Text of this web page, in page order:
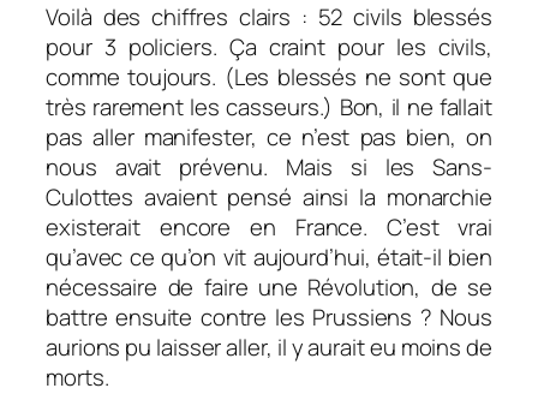
Voilà des chiffres clairs : 52 civils blessés
pour 3 policiers. Ça craint pour les civils,
comme toujours. (Les blessés ne sont que
très rarement les casseurs.) Bon, il ne fallait
pas aller manifester, ce n’est pas bien, on
nous avait prévenu. Mais si les Sans-
Culottes avaient pensé ainsi la monarchie
existerait encore en France. C’est vrai
qu’avec ce qu’on vit aujourd’hui, était-il bien
nécessaire de faire une Révolution, de se
battre ensuite contre les Prussiens ? Nous
aurions pu laisser aller, il y aurait eu moins de
morts.